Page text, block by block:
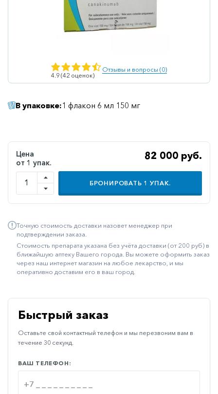
Ветеринарные
Гематологические
Гинекология
Дерматологические
Диабетические
Иммунодепрессанты
Иммуностимуляторы
Климактерические
Минеральный
средства
Остеопороз
Офтальмология
4.9 (42 оценок)
Отзывы и вопросы (0)
В упаковке:1 флакон 6 мл 150 мг
Цена
от 1 упак.
82 000 руб.
БРОНИРОВАТЬ 1 УПАК.
Точную стоимость доставки назовет менеджер при
подтверждении заказа.
Стоимость препарата указана без учёта доставки (от 200 руб) в
ближайшую аптеку Вашего города. Вы можете оформить заказ
через наш интернет магазин на любое лекарство, и мы
оперативно доставим его в ваш город.
Быстрый заказ
Оставьте свой контактный телефон и мы перезвоним вам в
течение 30 секунд.
ВАШ ТЕЛЕФОН: